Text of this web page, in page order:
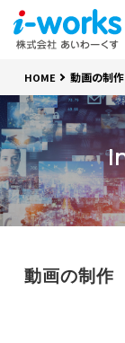
HOME 動画の制作
動画の制作